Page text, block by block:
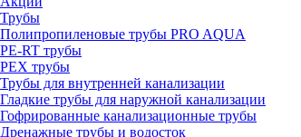
Трубы
Полипропиленовые трубы PRO AQUA
PE-RT трубы
PEX трубы
Трубы для внутренней канализации
Гладкие трубы для наружной канализации
Гофрированные канализационные трубы
Дренажные трубы и водосток